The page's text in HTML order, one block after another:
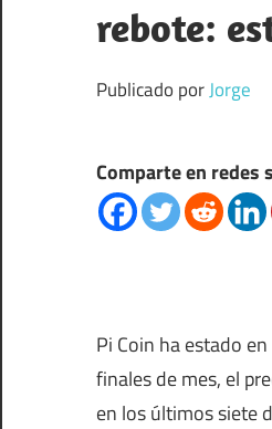
rebote:
Publicado porJorge
Comparte en redes
Pi Coin ha estado
finales de mes, el
en los últimos siete